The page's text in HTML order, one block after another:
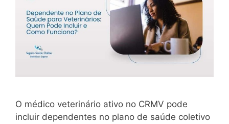
O médico veterinário ativo no CRMV pode
incluir dependentes no plano de saúde coletivo